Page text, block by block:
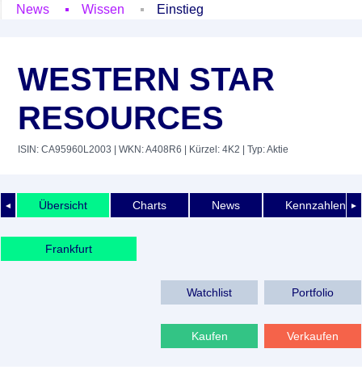
News
Wissen Einstieg
WESTERN STAR
RESOURCES
ISIN: CA95960L2003 | WKN: A408R6 | Kürzel: 4K2 | Typ: Aktie
◄ ►
Übersicht Charts News Kennzahlen
Frankfurt
Watchlist Portfolio
Kaufen Verkaufen